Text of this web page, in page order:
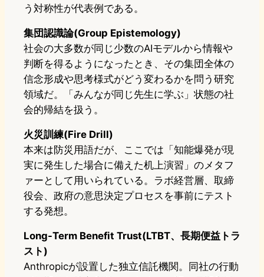
う対称性が代表例である。
集団認識論(Group Epistemology)
社会の大多数が同じ少数のAIモデルから情報や
判断を得るようになったとき、その集団全体の
信念形成や思考様式がどう変わるかを問う研究
領域だ。「みんなが同じ先生に学ぶ」状態の社
会的帰結を扱う。
火災訓練(Fire Drill)
本来は防災用語だが、ここでは「知能爆発が現
実に発生した場合に備えた机上演習」のメタフ
ァーとして用いられている。ラボ経営層、取締
役会、政府の意思決定プロセスを事前にテスト
する発想。
Long-Term Benefit Trust(LTBT、長期便益トラ
スト)
Anthropicが設置した独立信託機関。同社の行動